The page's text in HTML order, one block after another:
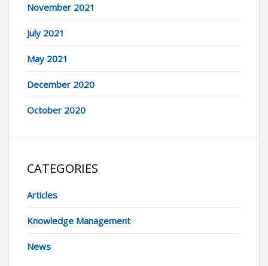
November 2021
July 2021
May 2021
December 2020
October 2020
CATEGORIES
Articles
Knowledge Management
News